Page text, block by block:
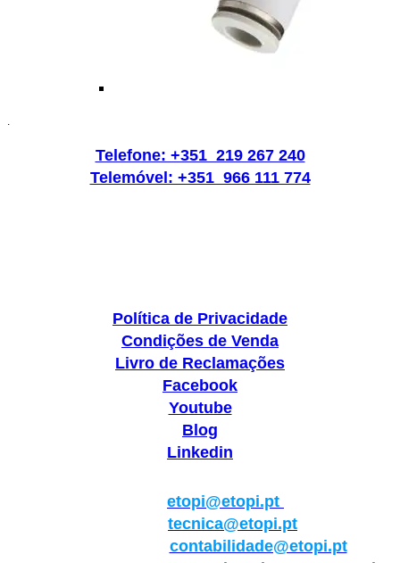
.
Telefone: +351 219 267 240
Telemóvel: +351 966 111 774
Política de Privacidade
Condições de Venda
Livro de Reclamações
Facebook
Youtube
Blog
Linkedin
etopi@etopi.pt
tecnica@etopi.pt
contabilidade@etopi.pt